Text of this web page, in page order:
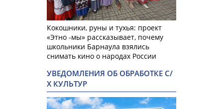
Кокошники, руны и тухья: проект
«Этно -мы» рассказывает, почему
школьники Барнаула взялись
снимать кино о народах России
УВЕДОМЛЕНИЯ ОБ ОБРАБОТКЕ С/
Х КУЛЬТУР